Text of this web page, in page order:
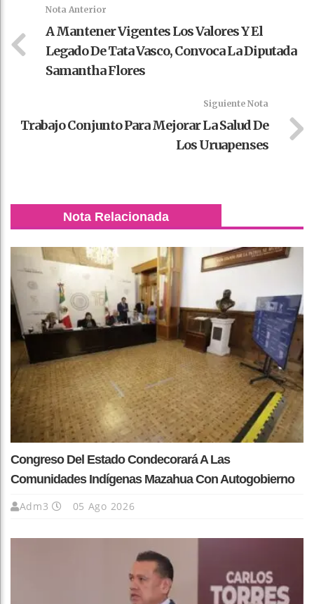
Nota Anterior
A Mantener Vigentes Los Valores Y El
Legado De Tata Vasco, Convoca La Diputada
Samantha Flores
Siguiente Nota
Trabajo Conjunto Para Mejorar La Salud De
Los Uruapenses
Nota Relacionada
Congreso Del Estado Condecorará A Las
Comunidades Indígenas Mazahua Con Autogobierno
Adm3 05 Ago 2026